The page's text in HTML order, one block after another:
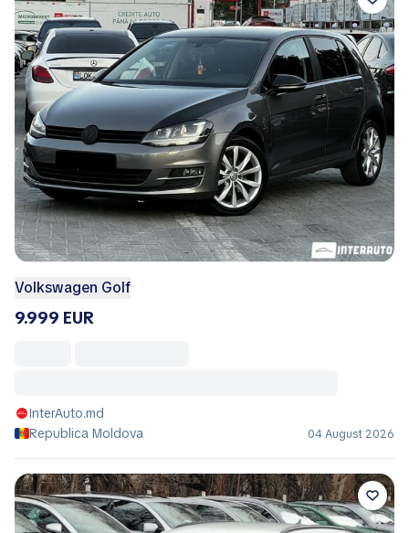
Volkswagen Golf
9.999 EUR
InterAuto.md
Republica Moldova
04 August 2026